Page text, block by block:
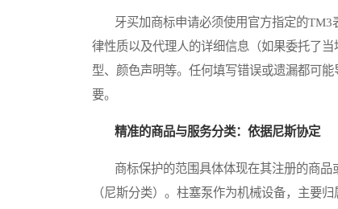
牙买加商标申请必须使用官方指定的TM3
律性质以及代理人的详细信息（如果委托了
型、颜色声明等。任何填写错误或遗漏都可
要。
精准的商品与服务分类：依据尼斯协定
商标保护的范围具体体现在其注册的商品
（尼斯分类）。柱塞泵作为机械设备，主要